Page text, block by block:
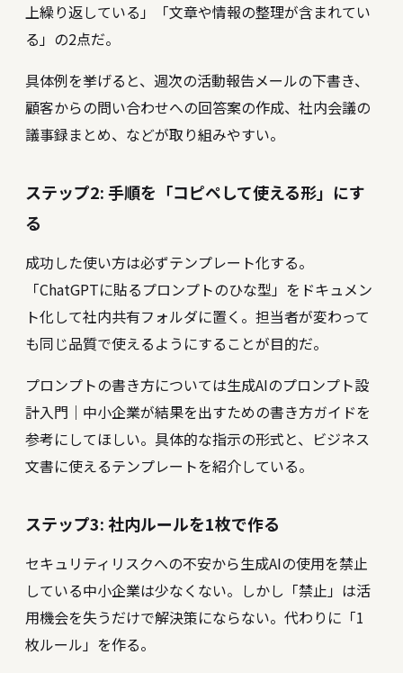
上繰り返している」「文章や情報の整理が含まれてい
る」の2点だ。
具体例を挙げると、週次の活動報告メールの下書き、
顧客からの問い合わせへの回答案の作成、社内会議の
議事録まとめ、などが取り組みやすい。
ステップ2: 手順を「コピペして使える形」にす
る
成功した使い方は必ずテンプレート化する。
「ChatGPTに貼るプロンプトのひな型」をドキュメン
ト化して社内共有フォルダに置く。担当者が変わって
も同じ品質で使えるようにすることが目的だ。
プロンプトの書き方については生成AIのプロンプト設
計入門｜中小企業が結果を出すための書き方ガイドを
参考にしてほしい。具体的な指示の形式と、ビジネス
文書に使えるテンプレートを紹介している。
ステップ3: 社内ルールを1枚で作る
セキュリティリスクへの不安から生成AIの使用を禁止
している中小企業は少なくない。しかし「禁止」は活
用機会を失うだけで解決策にならない。代わりに「1
枚ルール」を作る。